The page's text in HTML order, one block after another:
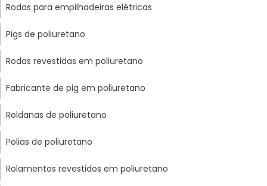
Rodas para empilhadeiras elétricas
Pigs de poliuretano
Rodas revestidas em poliuretano
Fabricante de pig em poliuretano
Roldanas de poliuretano
Polias de poliuretano
Rolamentos revestidos em poliuretano